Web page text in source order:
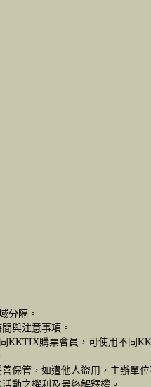
分隔。
與注意事項。
KKTIX購票會員，可使用不同
保管，如遭他人盜用，主辦單位
動之權利及最終解釋權。